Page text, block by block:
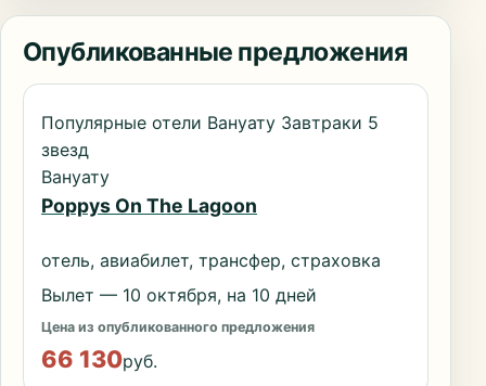
Опубликованные предложения
Популярные отели Вануату Завтраки 5
звезд
Вануату
Poppys On The Lagoon
отель, авиабилет, трансфер, страховка
Вылет — 10 октября, на 10 дней
Цена из опубликованного предложения
66 130руб.